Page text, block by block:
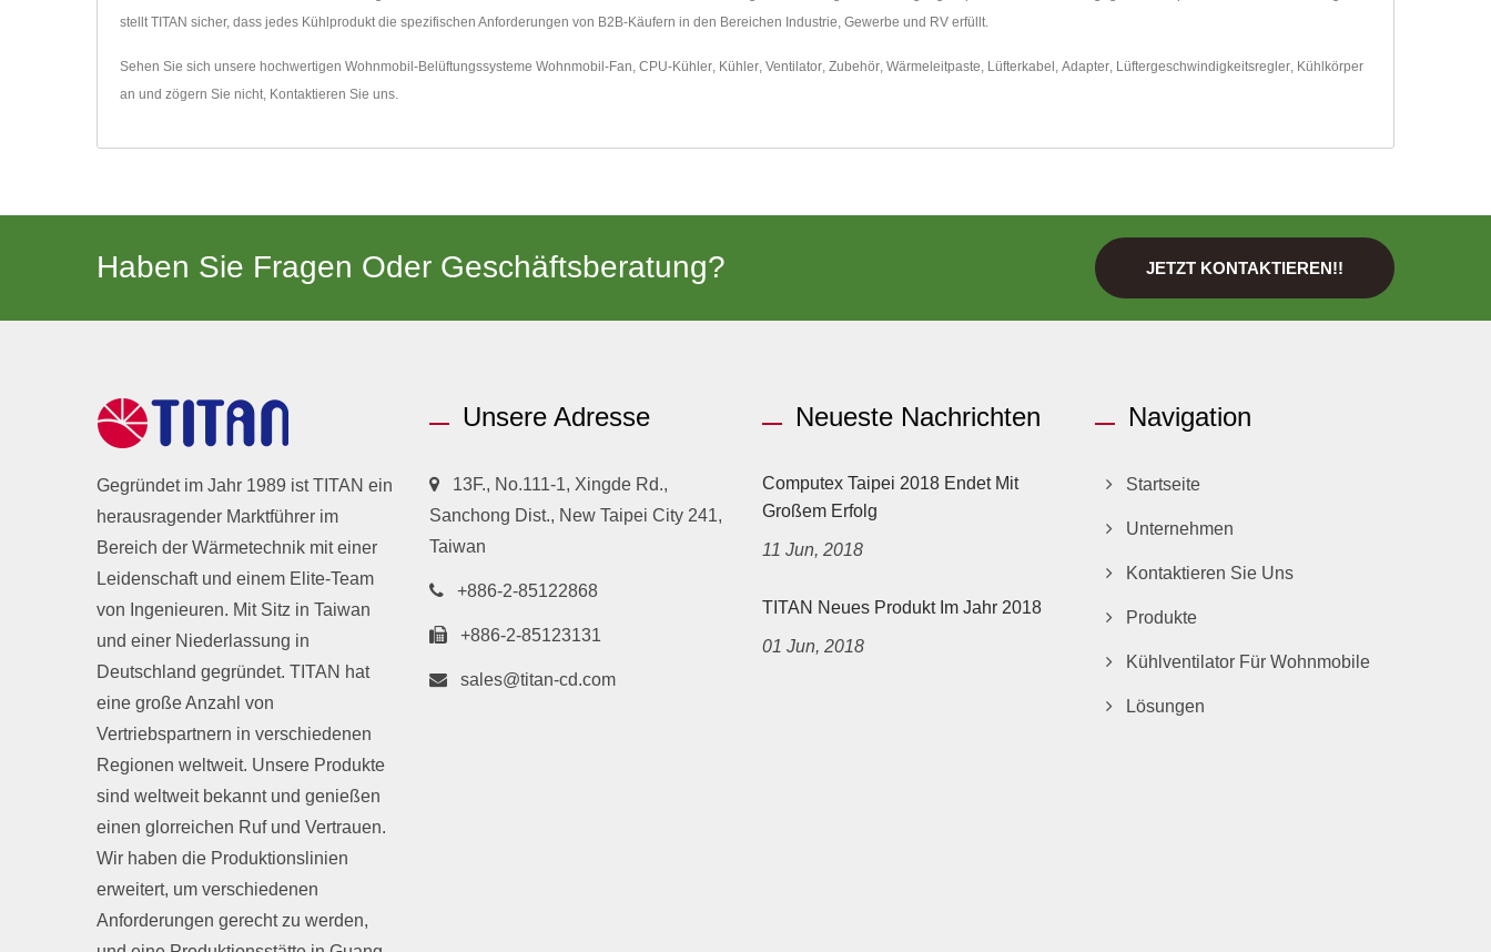
stellt TITAN sicher, dass jedes Kühlprodukt die spezifischen Anforderungen von B2B-Käufern in den Bereichen Industrie, Gewerbe und RV erfüllt.
Sehen Sie sich unsere hochwertigen Wohnmobil-Belüftungssysteme Wohnmobil-Fan, CPU-Kühler, Kühler, Ventilator, Zubehör, Wärmeleitpaste, Lüfterkabel , Adapter, Lüftergeschwindigkeitsregler, Kühlkörper
an und zögern Sie nicht, Kontaktieren Sie uns.
Haben Sie Fragen Oder Geschäftsberatung? JETZT KONTAKTIEREN!!
Gegründet im Jahr 1989 ist TITAN ein
herausragender Marktführer im
Bereich der Wärmetechnik mit einer
Leidenschaft und einem Elite-Team
von Ingenieuren. Mit Sitz in Taiwan
und einer Niederlassung in
Deutschland gegründet. TITAN hat
eine große Anzahl von
Vertriebspartnern in verschiedenen
Regionen weltweit. Unsere Produkte
sind weltweit bekannt und genießen
einen glorreichen Ruf und Vertrauen.
Wir haben die Produktionslinien
erweitert, um verschiedenen
Anforderungen gerecht zu werden,
Unsere Adresse
13F., No.111-1, Xingde Rd.,
Sanchong Dist., New Taipei City 241,
Taiwan
+886-2-85122868
+886-2-85123131
sales@titan-cd.com
Neueste Nachrichten
Computex Taipei 2018 Endet Mit
Großem Erfolg
11 Jun, 2018
TITAN Neues Produkt Im Jahr 2018
01 Jun, 2018
Navigation
Startseite
Unternehmen
Kontaktieren Sie Uns
Produkte
Kühlventilator Für Wohnmobile
Lösungen